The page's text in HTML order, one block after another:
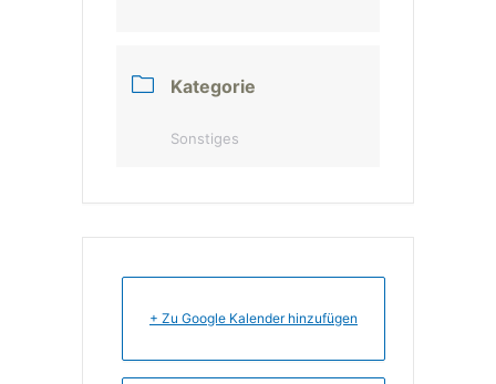
Kategorie
Sonstiges
+ Zu Google Kalender hinzufügen